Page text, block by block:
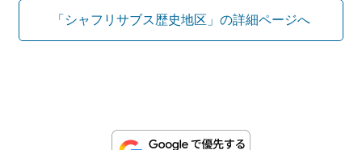
「シャフリサブス歴史地区」の詳細ページへ